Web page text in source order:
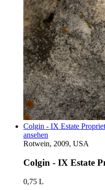
Colgin - IX Estate
ansehen
Rotwein, 2009, USA
Colgin - IX Estate
0,75 L